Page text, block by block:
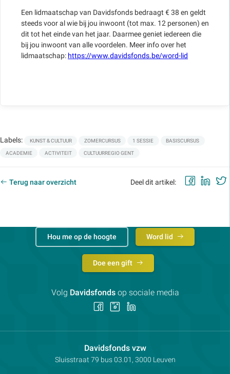
Een lidmaatschap van Davidsfonds bedraagt € 38 en geldt
steeds voor al wie bij jou inwoont (tot max. 12 personen) en
dit tot het einde van het jaar. Daarmee geniet iedereen die
bij jou inwoont van alle voordelen. Meer info over het
lidmaatschap: https://www.davidsfonds.be/word-lid
Labels: KUNST & CULTUUR ZOMERCURSUS 1 SESSIE BASISCURSUS
ACADEMIE ACTIVITEIT CULTUURREGIO GENT
Terug naar overzicht Deel dit artikel:
Davidsfonds vzwContactpersoon:
Adres:
Sluisstraat 79 bus 03.01, 3000 Leuven
Hou me op de hoogte Word lid
Doe een gift
Volg Davidsfondsop sociale media
Volg Volg